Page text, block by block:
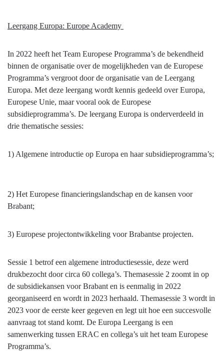
Leergang Europa: Europe Academy
In 2022 heeft het Team Europese Programma’s de bekendheid
binnen de organisatie over de mogelijkheden van de Europese
Programma’s vergroot door de organisatie van de Leergang
Europa. Met deze leergang wordt kennis gedeeld over Europa,
Europese Unie, maar vooral ook de Europese
subsidieprogramma’s. De leergang Europa is onderverdeeld in
drie thematische sessies:
1) Algemene introductie op Europa en haar subsidieprogramma’s;
2) Het Europese financieringslandschap en de kansen voor
Brabant;
3) Europese projectontwikkeling voor Brabantse projecten.
Sessie 1 betrof een algemene introductiesessie, deze werd
drukbezocht door circa 60 collega’s. Themasessie 2 zoomt in op
de subsidiekansen voor Brabant en is eenmalig in 2022
georganiseerd en wordt in 2023 herhaald. Themasessie 3 wordt in
2023 voor de eerste keer gegeven en legt uit hoe een succesvolle
aanvraag tot stand komt. De Europa Leergang is een
samenwerking tussen ERAC en collega’s uit het team Europese
Programma’s.